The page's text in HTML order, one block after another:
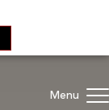
Menu